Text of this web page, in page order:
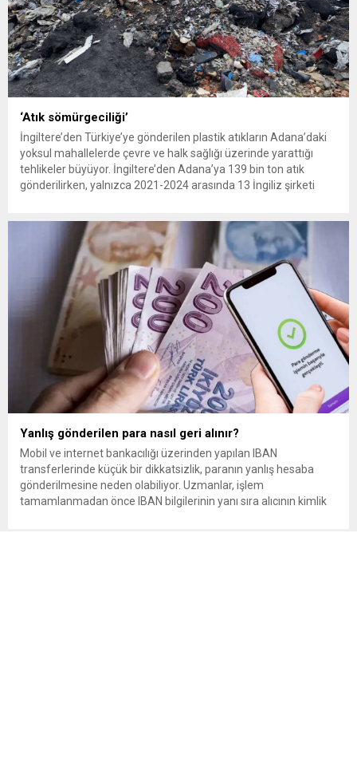
‘Atık sömürgeciliği’
İngiltere’den Türkiye’ye gönderilen plastik atıkların Adana’daki
yoksul mahallelerde çevre ve halk sağlığı üzerinde yarattığı
tehlikeler büyüyor. İngiltere’den Adana’ya 139 bin ton atık
gönderilirken, yalnızca 2021-2024 arasında 13 İngiliz şirketi
edilirken çiftçiler hava, su...
Yanlış gönderilen para nasıl geri alınır?
Mobil ve internet bankacılığı üzerinden yapılan IBAN
transferlerinde küçük bir dikkatsizlik, paranın yanlış hesaba
gönderilmesine neden olabiliyor. Uzmanlar, işlem
tamamlanmadan önce IBAN bilgilerinin yanı sıra alıcının kimlik